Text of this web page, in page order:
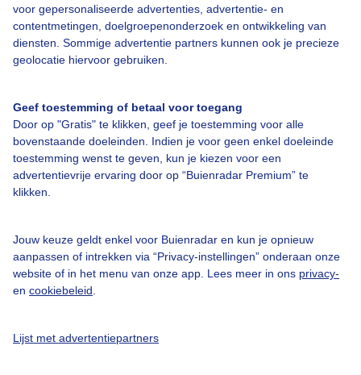
voor gepersonaliseerde advertenties, advertentie- en
contentmetingen, doelgroepenonderzoek en ontwikkeling van
diensten. Sommige advertentie partners kunnen ook je precieze
geolocatie hiervoor gebruiken.
Geef toestemming of betaal voor toegang
Door op "Gratis" te klikken, geef je toestemming voor alle
bovenstaande doeleinden. Indien je voor geen enkel doeleinde
toestemming wenst te geven, kun je kiezen voor een
advertentievrije ervaring door op “Buienradar Premium” te
klikken.
Jouw keuze geldt enkel voor Buienradar en kun je opnieuw
aanpassen of intrekken via “Privacy-instellingen” onderaan onze
website of in het menu van onze app. Lees meer in ons privacy-
en cookiebeleid
Lijst met advertentiepartners
Bedrijfsgegevens
Veelgestelde vragen
Contact
Gebruikersvoorwaarden
Adverteren
Buienradar Team
Cookie beleid